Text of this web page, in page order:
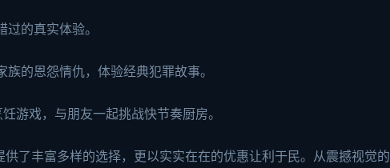
的真实体验。
的恩怨情仇，体验经典犯罪故事。
游戏，与朋友一起挑战快节奏厨房。
了丰富多样的选择，更以实实在在的优惠让利于民。从震撼视觉的